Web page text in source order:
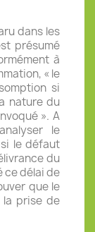
dans les
présumé
à
« le
si
nature du
». A
le
le défaut
du
ce délai de
que le
prise de